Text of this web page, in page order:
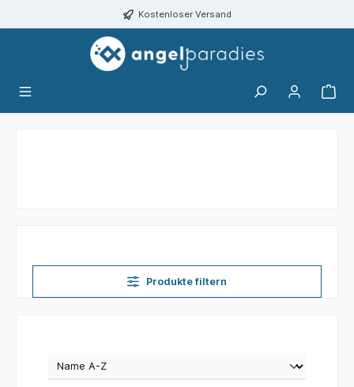
Kostenloser Versand
Produkte filtern